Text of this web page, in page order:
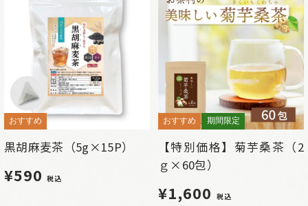
おすすめ
黒胡麻麦茶（5g×15P）
¥590税込
おすすめ 期間限定
【特別価格】菊芋桑茶（2
ｇ×60包）
¥1,600 税込